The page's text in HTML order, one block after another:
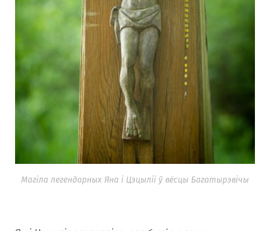
Магіла легендарных Яна і Цэцыліі ў вёсцы Багатырэвічы